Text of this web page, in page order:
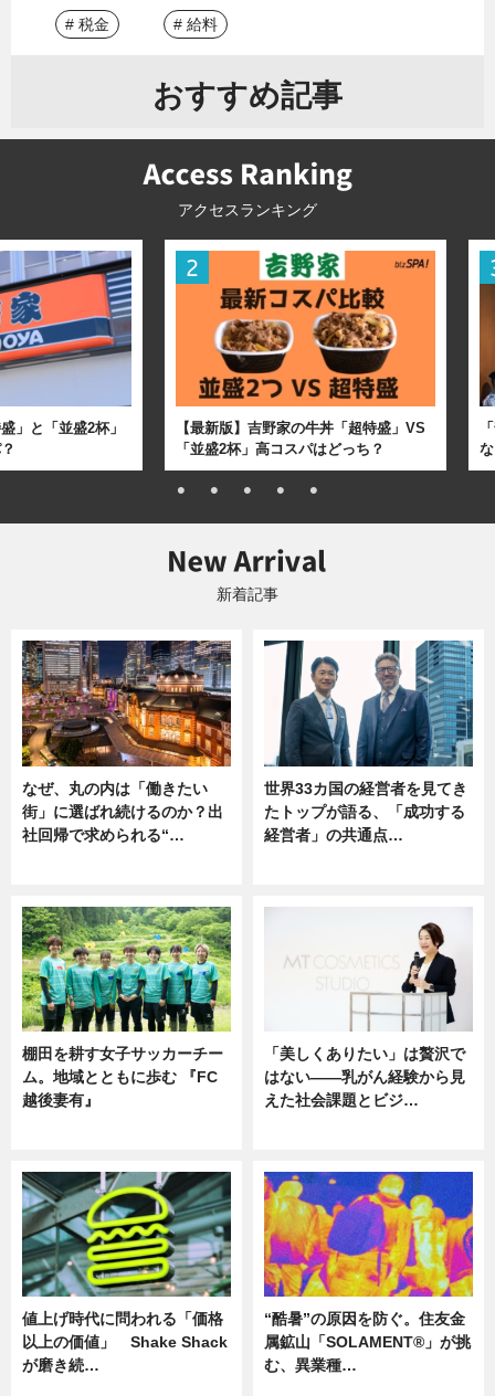
# 税金 # 給料
おすすめ記事
アクセスランキング
」と「並盛2杯」
【最新版】吉野家の牛丼「超特盛」VS
「並盛2杯」高コスパはどっち？
新着記事
なぜ、丸の内は「働きたい
街」に選ばれ続けるのか？出
社回帰で求められる“…
世界33カ国の経営者を見てき
たトップが語る、「成功する
経営者」の共通点…
棚田を耕す女子サッカーチー
ム。地域とともに歩む 『FC
越後妻有』
「美しくありたい」は贅沢で
はない――乳がん経験から見
えた社会課題とビジ…
値上げ時代に問われる「価格
以上の価値」 Shake Shack
が磨き続…
“酷暑”の原因を防ぐ。住友金
属鉱山「SOLAMENT®」が挑
む、異業種…